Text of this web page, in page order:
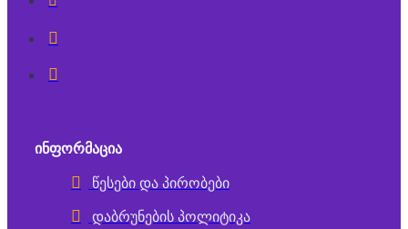
ᲘᲜᲤᲝᲠᲛᲐᲪᲘᲐ
წესები და პირობები
დაბრუნების პოლიტიკა